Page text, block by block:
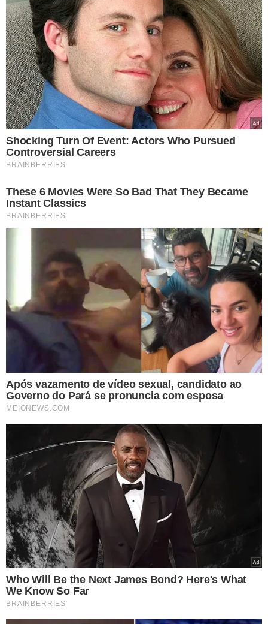
Grupo OLX, incluindo o gerente comercial Antônio
Siqueira e o gerente de Pesquisa e Inteligência de
Mercado, Coriolano Lacerda.
Teresina tem se destacado no cenário
imobiliário com a crescente atuação de
construtoras nacionais que vêm
investindo na cidade. Além do mercado
de lançamentos, a capital piauiense
também oferece boas oportunidades
para compra, venda e locação.